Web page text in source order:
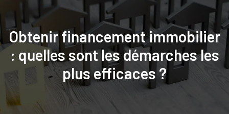
Obtenir financement immobilier
: quelles sont les démarches les
plus efficaces ?